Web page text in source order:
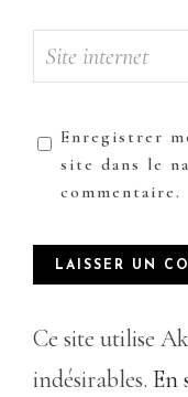
Enregistrer
site dans le
commentaire.
Ce site utilise
indésirables. En